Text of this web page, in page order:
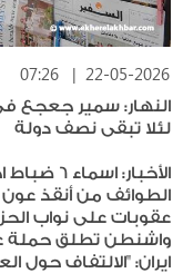
07:26 | 22-05-2026
النهار: سمير جعجع في
لئلا تبقى نصف دولة
الطوائف من أنقذ
عقوبات على نواب
واشنطن تطلق حملة
ايران: "الالتفاف حول